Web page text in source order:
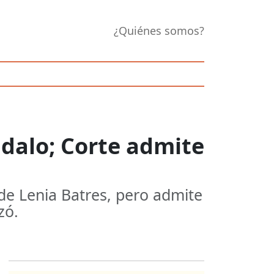
¿Quiénes somos?
Corte admite
Lenia Batres, pero admite